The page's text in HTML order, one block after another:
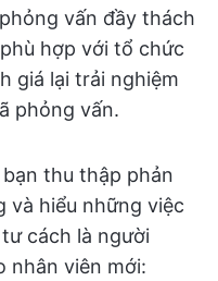
vấn đầy thách
hợp với tổ chức
giá lại trải nghiệm
phỏng vấn.
thu thập phản
và hiểu những việc
cách là người
nhân viên mới: